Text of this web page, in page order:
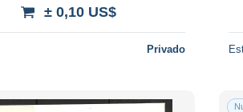
± 0,10 US$
Privado